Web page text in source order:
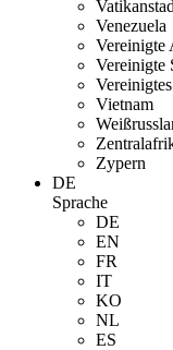
Venezuela
Vereinigte
Vereinigte
Vietnam
Zypern
DE
Sprache
DE
EN
FR
IT
KO
NL
ES